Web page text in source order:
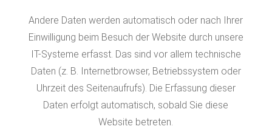
Andere Daten werden automatisch oder nach Ihrer
Einwilligung beim Besuch der Website durch unsere
IT-Systeme erfasst. Das sind vor allem technische
Daten (z. B. Internetbrowser, Betriebssystem oder
Uhrzeit des Seitenaufrufs). Die Erfassung dieser
Daten erfolgt automatisch, sobald Sie diese
Website betreten.